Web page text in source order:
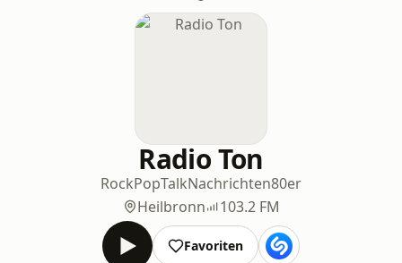
Radio Ton
RockPopTalkNachrichten80er
Heilbronn
103.2 FM
Favoriten